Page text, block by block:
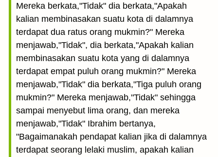
Mereka berkata,"Tidak" dia berkata,"Apakah
kalian membinasakan suatu kota di dalamnya
terdapat dua ratus orang mukmin?" Mereka
menjawab,"Tidak", dia berkata,"Apakah kalian
membinasakan suatu kota yang di dalamnya
terdapat empat puluh orang mukmin?" Mereka
menjawab,"Tidak" dia berkata,"Tiga puluh orang
mukmin?" Mereka menjawab,"Tidak" sehingga
sampai menyebut lima orang, dan mereka
menjawab,"Tidak" Ibrahim bertanya,
"Bagaimanakah pendapat kalian jika di dalamnya
terdapat seorang lelaki muslim, apakah kalian